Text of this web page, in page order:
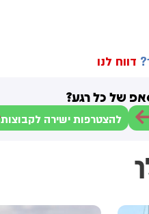
דווח לנו
של כל רגע?
להצטרפות ישירה לקבוצות